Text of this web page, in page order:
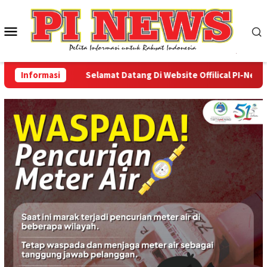
konten
Menu
Mobile
Informasi Selamat Datang Di Website Offilical PI-News